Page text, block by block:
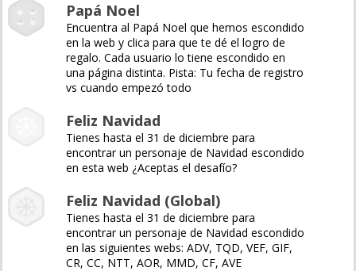
Papá Noel
Encuentra al Papá Noel que hemos escondido
en la web y clica para que te dé el logro de
regalo. Cada usuario lo tiene escondido en
una página distinta. Pista: Tu fecha de registro
vs cuando empezó todo
Feliz Navidad
Tienes hasta el 31 de diciembre para
encontrar un personaje de Navidad escondido
en esta web ¿Aceptas el desafío?
Feliz Navidad (Global)
Tienes hasta el 31 de diciembre para
encontrar un personaje de Navidad escondido
en las siguientes webs: ADV, TQD, VEF, GIF,
CR, CC, NTT, AOR, MMD, CF, AVE